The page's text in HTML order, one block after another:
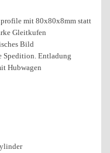
mit 80x80x8mm statt
Gleitkufen
Bild
Spedition. Entladung
Hubwagen